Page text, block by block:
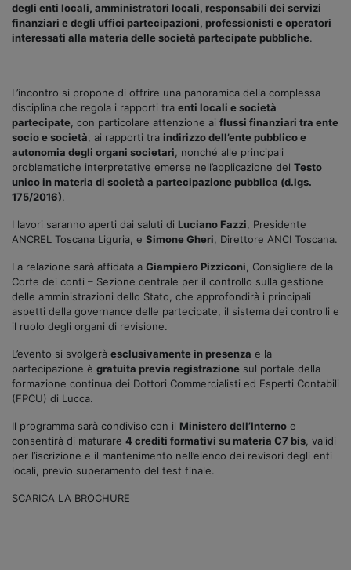
degli enti locali, amministratori locali, responsabili dei servizi
finanziari e degli uffici partecipazioni, professionisti e operatori
interessati alla materia delle società partecipate pubbliche.
L’incontro si propone di offrire una panoramica della complessa
disciplina che regola i rapporti tra enti locali e società
partecipate , con particolare attenzione ai flussi finanziari tra ente
socio e società , ai rapporti tra indirizzo dell’ente pubblico e
autonomia degli organi societari , nonché alle principali
problematiche interpretative emerse nell’applicazione del Testo
unico in materia di società a partecipazione pubblica (d.lgs.
175/2016).
I lavori saranno aperti dai saluti di Luciano Fazzi , Presidente
ANCREL Toscana Liguria, e Simone Gheri , Direttore ANCI Toscana.
La relazione sarà affidata a Giampiero Pizziconi , Consigliere della
Corte dei conti – Sezione centrale per il controllo sulla gestione
delle amministrazioni dello Stato, che approfondirà i principali
aspetti della governance delle partecipate, il sistema dei controlli e
il ruolo degli organi di revisione.
L’evento si svolgerà esclusivamente in presenza e la
partecipazione è gratuita previa registrazione sul portale della
formazione continua dei Dottori Commercialisti ed Esperti Contabili
(FPCU) di Lucca.
Il programma sarà condiviso con il Ministero dell’Interno e
consentirà di maturare 4 crediti formativi su materia C7 bis , validi
per l’iscrizione e il mantenimento nell’elenco dei revisori degli enti
locali, previo superamento del test finale.
SCARICA LA BROCHURE